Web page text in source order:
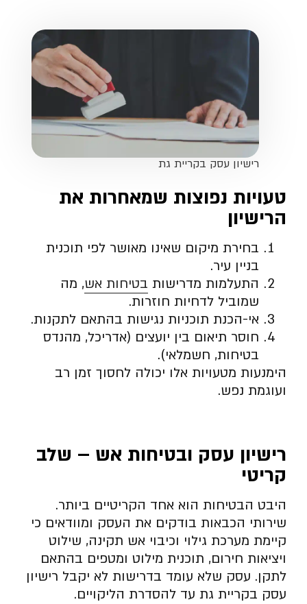
רישיון עסק בקריית גת
טעויות נפוצות שמאחרות את
הרישיון
בחירת מיקום שאינו מאושר לפי תוכנית
בניין עיר.
התעלמות מדרישות בטיחות אש, מה
שמוביל לדחיות חוזרות.
אי-הכנת תוכניות נגישות בהתאם לתקנות.
חוסר תיאום בין יועצים (אדריכל, מהנדס
בטיחות, חשמלאי).
הימנעות מטעויות אלו יכולה לחסוך זמן רב
ועוגמת נפש.
רישיון עסק ובטיחות אש – שלב
קריטי
היבט הבטיחות הוא אחד הקריטיים ביותר.
שירותי הכבאות בודקים את העסק ומוודאים כי
קיימת מערכת גילוי וכיבוי אש תקינה, שילוט
ויציאות חירום, תוכנית מילוט ומטפים בהתאם
לתקן. עסק שלא עומד בדרישות לא יקבל רישיון
עסק בקריית גת עד להסדרת הליקויים.